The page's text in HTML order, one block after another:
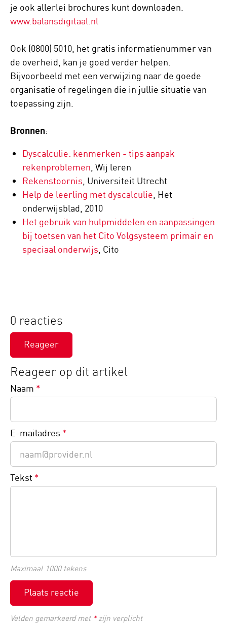
je ook allerlei brochures kunt downloaden.
www.balansdigitaal.nl
Ook (0800) 5010, het gratis informatienummer van
de overheid, kan je goed verder helpen.
Bijvoorbeeld met een verwijzing naar de goede
organisatie of regelingen die in jullie situatie van
toepassing zijn.
Bronnen:
Dyscalculie: kenmerken - tips aanpak
rekenproblemen , Wij leren
Rekenstoornis , Universiteit Utrecht
Help de leerling met dyscalculie , Het
onderwijsblad, 2010
Het gebruik van hulpmiddelen en aanpassingen
bij toetsen van het Cito Volgsysteem primair en
speciaal onderwijs , Cito
0 reacties
Reageer
Reageer op dit artikel
Naam *
E-mailadres *
Tekst *
Maximaal 1000 tekens
Plaats reactie
Velden gemarkeerd met *zijn verplicht